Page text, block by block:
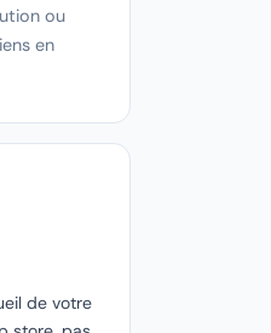
ou
en
de votre